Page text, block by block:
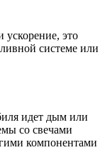
ускорение, это
системе или
идет дым или
со свечами
компонентами